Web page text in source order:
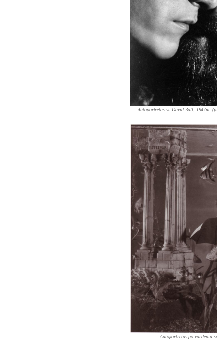
Autoportretas su David Ball, 1947m.
Autoportretas po vandeniu